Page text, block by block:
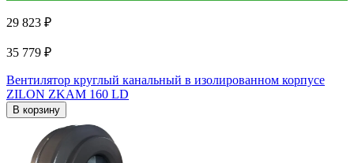
29 823 ₽
35 779 ₽
Вентилятор круглый канальный в изолированном корпусе
ZILON ZKAM 160 LD
В корзину